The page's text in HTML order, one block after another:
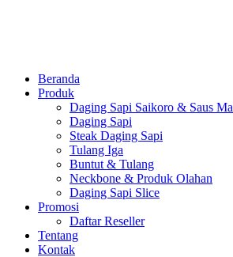
Beranda
Produk
Daging Sapi Saikoro & Saus
Daging Sapi
Steak Daging Sapi
Tulang Iga
Buntut & Tulang
Neckbone & Produk Olahan
Daging Sapi Slice
Promosi
Daftar Reseller
Tentang
Kontak